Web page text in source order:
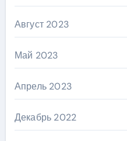
Август 2023
Май 2023
Апрель 2023
Декабрь 2022